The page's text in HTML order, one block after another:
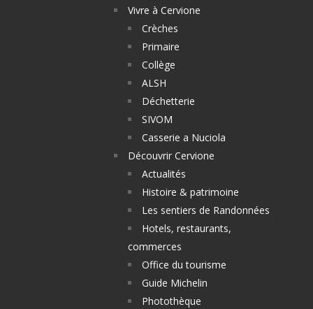
Vivre à Cervione
Crèches
Primaire
Collège
ALSH
Déchetterie
SIVOM
Casserie a Nuciola
Découvrir Cervione
Actualités
Histoire & patrimoine
Les sentiers de Randonnées
Hotels, restaurants,
commerces
Office du tourisme
Guide Michelin
Photothèque